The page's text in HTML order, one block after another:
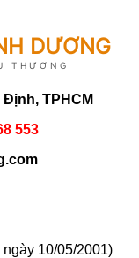
DƯƠNG
THƯƠNG
Định, TPHCM
553
10/05/2001)